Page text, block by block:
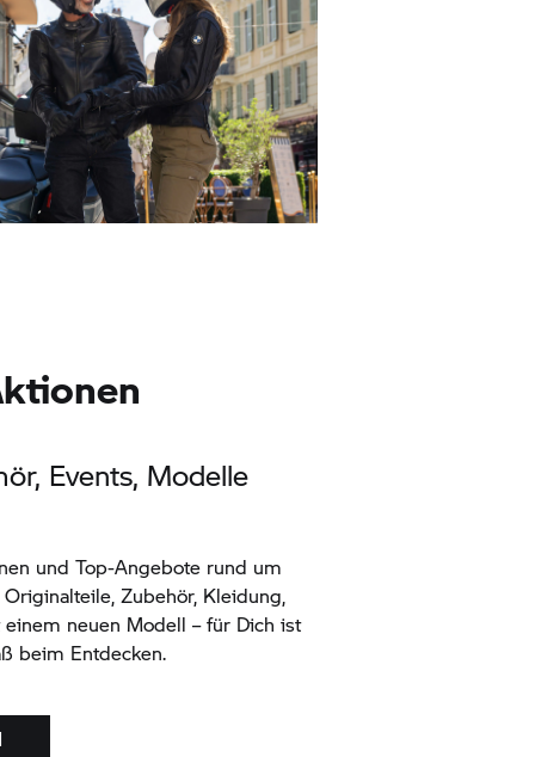
Events, Modelle
und Top-Angebote rund um
Zubehör, Kleidung,
neuen Modell – für Dich ist
beim Entdecken.